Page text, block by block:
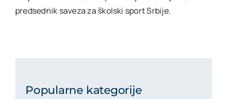
predsednik saveza za školski sport Srbije.
Popularne kategorije